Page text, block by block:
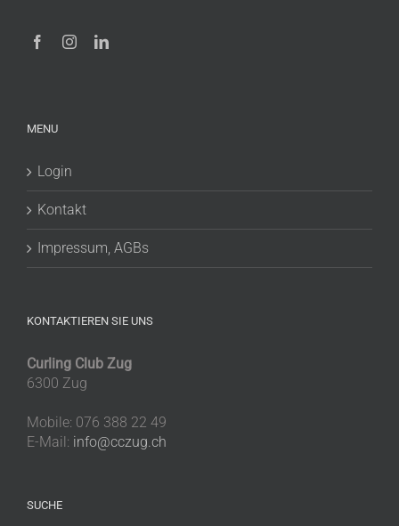
MENU
Login
Kontakt
Impressum, AGBs
KONTAKTIEREN SIE UNS
Curling Club Zug
6300 Zug
Mobile: 076 388 22 49
E-Mail: info@cczug.ch
SUCHE